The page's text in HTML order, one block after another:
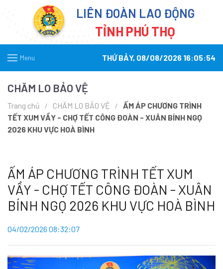
LIÊN ĐOÀN LAO ĐỘNG
TỈNH PHÚ THỌ
Menu THỨ BẢY, 08/08/2026 16:05:54
CHĂM LO BẢO VỆ
Trang chủ CHĂM LO BẢO VỆ
ẤM ÁP CHƯƠNG TRÌNH
TẾT XUM VẦY - CHỢ TẾT CÔNG ĐOÀN - XUÂN BÍNH NGỌ
2026 KHU VỰC HOÀ BÌNH
ẤM ÁP CHƯƠNG TRÌNH TẾT XUM
VẦY - CHỢ TẾT CÔNG ĐOÀN - XUÂN
BÍNH NGỌ 2026 KHU VỰC HOÀ BÌNH
04/02/2026 08:32:07